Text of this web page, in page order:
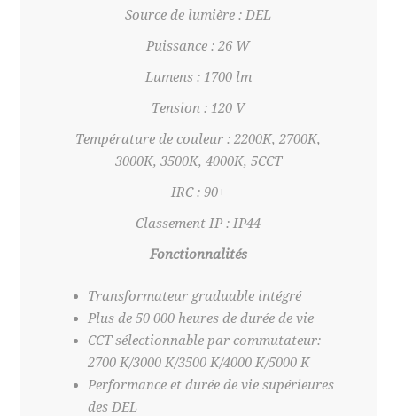
Source de lumière : DEL
Puissance : 26 W
Lumens : 1700 lm
Tension : 120 V
Température de couleur : 2200K, 2700K,
3000K, 3500K, 4000K, 5CCT
IRC : 90+
Classement IP : IP44
Fonctionnalités
Transformateur graduable intégré
Plus de 50 000 heures de durée de vie
CCT sélectionnable par commutateur:
2700 K/3000 K/3500 K/4000 K/5000 K
Performance et durée de vie supérieures
des DEL